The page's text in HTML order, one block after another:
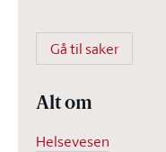
Gå til saker
Alt om
Helsevesen